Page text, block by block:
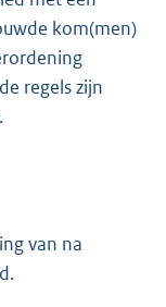
kom(men)
regels zijn
van na